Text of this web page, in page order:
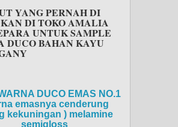
YANG PERNAH DI
DI TOKO AMALIA
UNTUK SAMPLE
DUCO BAHAN KAYU
DUCO EMAS NO.1
emasnya cenderung
kekuningan ) melamine
semigloss